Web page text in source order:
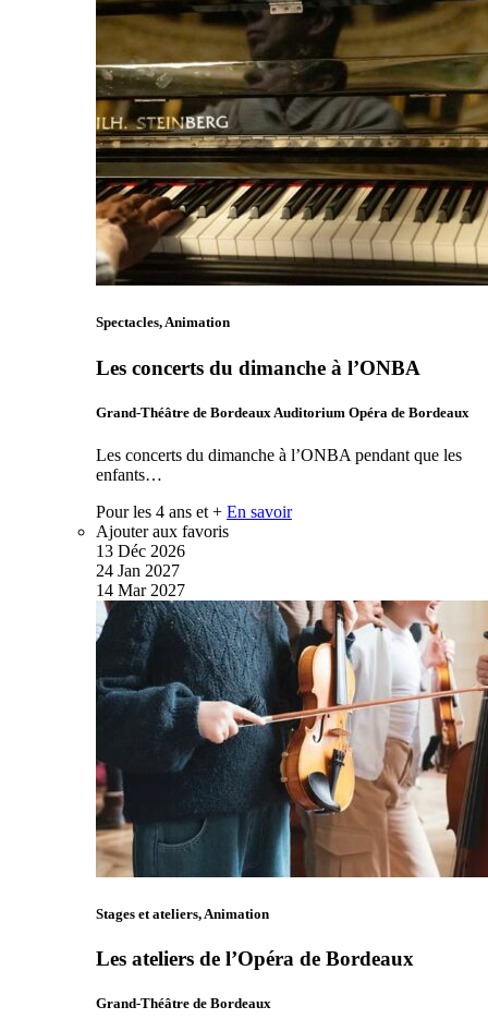
Spectacles, Animation
Les concerts du dimanche à l’ONBA
Grand-Théâtre de Bordeaux Auditorium Opéra de Bordeaux
Les concerts du dimanche à l’ONBA pendant que les
enfants…
Pour les 4 ans et + En savoir
Ajouter aux favoris
13 Déc 2026
24 Jan 2027
14 Mar 2027
Stages et ateliers, Animation
Les ateliers de l’Opéra de Bordeaux
Grand-Théâtre de Bordeaux